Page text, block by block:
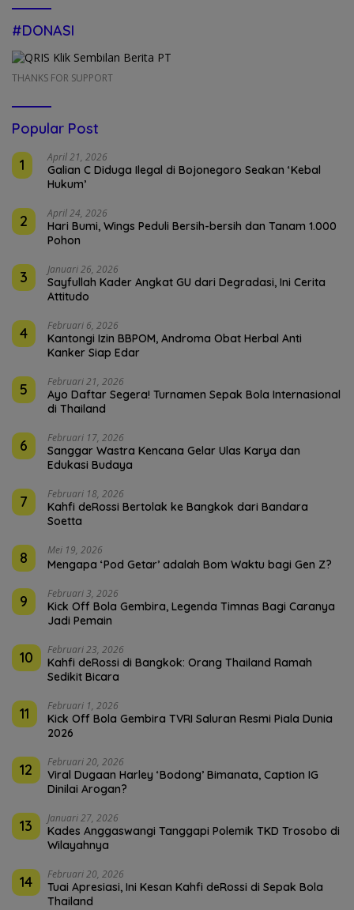
#DONASI
THANKS FOR SUPPORT
Popular Post
1
April 21, 2026
Galian C Diduga Ilegal di Bojonegoro Seakan ‘Kebal
Hukum’
2 April 24, 2026
Hari Bumi, Wings Peduli Bersih-bersih dan Tanam 1.000
Pohon
3 Januari 26, 2026
Sayfullah Kader Angkat GU dari Degradasi, Ini Cerita
Attitudo
4 Februari 6, 2026
Kantongi Izin BBPOM, Androma Obat Herbal Anti
Kanker Siap Edar
5 Februari 21, 2026
Ayo Daftar Segera! Turnamen Sepak Bola Internasional
di Thailand
6 Februari 17, 2026
Sanggar Wastra Kencana Gelar Ulas Karya dan
Edukasi Budaya
7 Februari 18, 2026
Kahfi deRossi Bertolak ke Bangkok dari Bandara
Soetta
8 Mei 19, 2026
Mengapa ‘Pod Getar’ adalah Bom Waktu bagi Gen Z?
9 Februari 3, 2026
Kick Off Bola Gembira, Legenda Timnas Bagi Caranya
Jadi Pemain
10 Februari 23, 2026
Kahfi deRossi di Bangkok: Orang Thailand Ramah
Sedikit Bicara
11 Februari 1, 2026
Kick Off Bola Gembira TVRI Saluran Resmi Piala Dunia
2026
12 Februari 20, 2026
Viral Dugaan Harley ‘Bodong’ Bimanata, Caption IG
Dinilai Arogan?
13 Januari 27, 2026
Kades Anggaswangi Tanggapi Polemik TKD Trosobo di
Wilayahnya
14 Februari 20, 2026
Tuai Apresiasi, Ini Kesan Kahfi deRossi di Sepak Bola
Thailand